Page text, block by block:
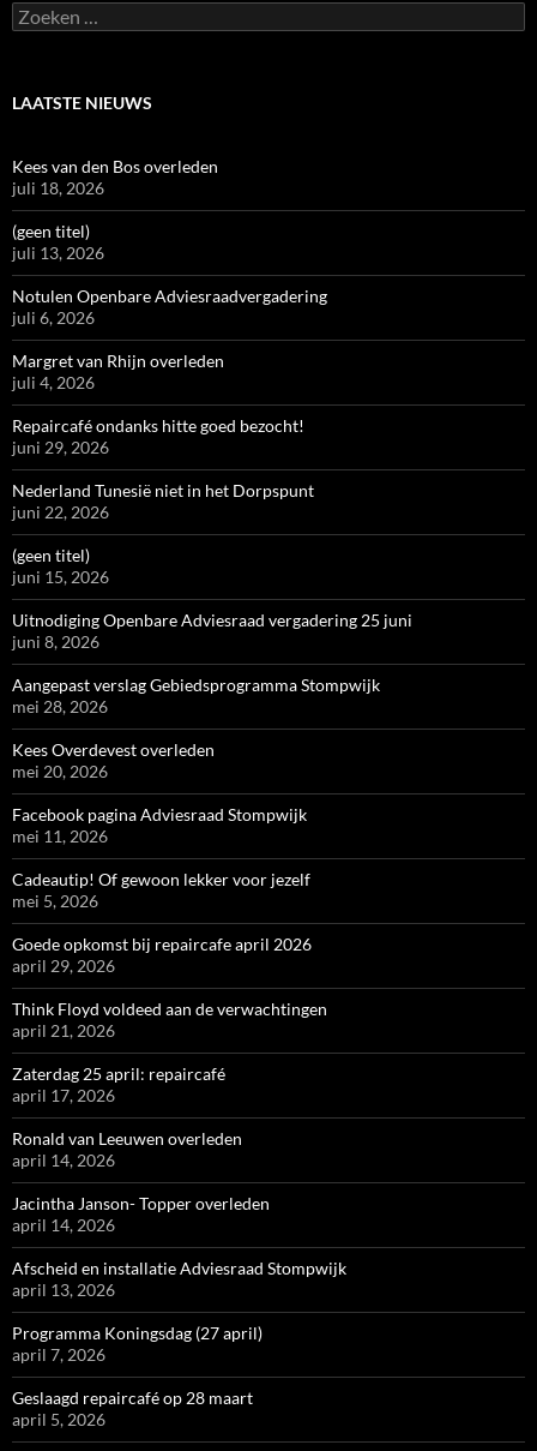
Zoeken
naar:
LAATSTE NIEUWS
Kees van den Bos overleden
juli 18, 2026
(geen titel)
juli 13, 2026
Notulen Openbare Adviesraadvergadering
juli 6, 2026
Margret van Rhijn overleden
juli 4, 2026
Repaircafé ondanks hitte goed bezocht!
juni 29, 2026
Nederland Tunesië niet in het Dorpspunt
juni 22, 2026
(geen titel)
juni 15, 2026
Uitnodiging Openbare Adviesraad vergadering 25 juni
juni 8, 2026
Aangepast verslag Gebiedsprogramma Stompwijk
mei 28, 2026
Kees Overdevest overleden
mei 20, 2026
Facebook pagina Adviesraad Stompwijk
mei 11, 2026
Cadeautip! Of gewoon lekker voor jezelf
mei 5, 2026
Goede opkomst bij repaircafe april 2026
april 29, 2026
Think Floyd voldeed aan de verwachtingen
april 21, 2026
Zaterdag 25 april: repaircafé
april 17, 2026
Ronald van Leeuwen overleden
april 14, 2026
Jacintha Janson- Topper overleden
april 14, 2026
Afscheid en installatie Adviesraad Stompwijk
april 13, 2026
Programma Koningsdag (27 april)
april 7, 2026
Geslaagd repaircafé op 28 maart
april 5, 2026